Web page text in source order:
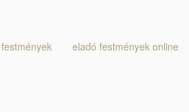
festmények eladó festmények online